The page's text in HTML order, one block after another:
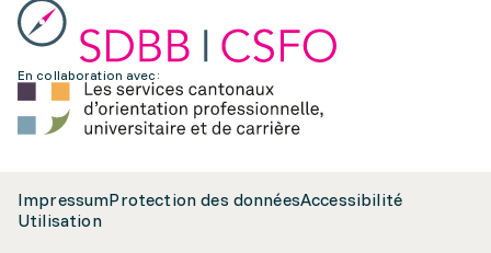
En collaboration avec:
ImpressumProtection des donnéesAccessibilité
Utilisation